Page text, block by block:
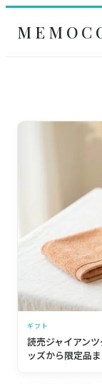
ギフト
読売ジャイアン
ッズから限定品